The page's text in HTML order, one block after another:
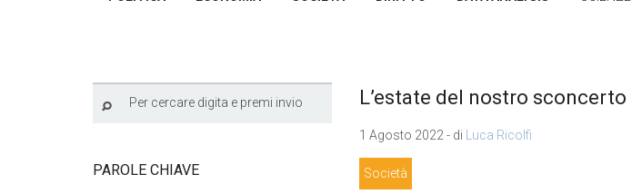
L’estate del nostro sconcerto
1 Agosto 2022 - di Luca Ricolfi
Società
PAROLE CHIAVE